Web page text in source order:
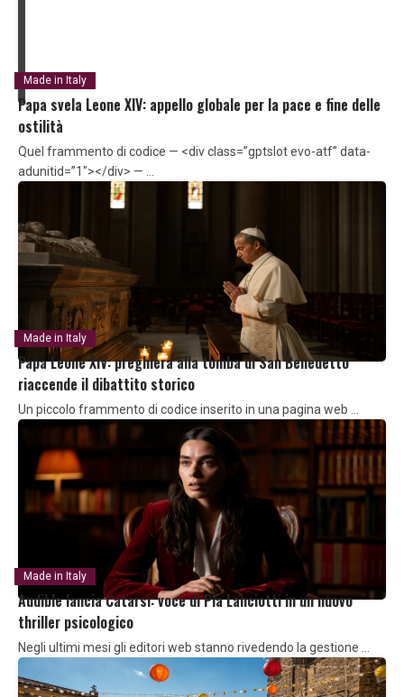
Made in Italy
Papa svela Leone XIV: appello globale per la pace e fine delle
ostilità
Quel frammento di codice — <div class=”gptslot evo-atf” data-
adunitid=”1″></div> — …
Made in Italy
Papa Leone XIV: preghiera alla tomba di San Benedetto
riaccende il dibattito storico
Un piccolo frammento di codice inserito in una pagina web …
Made in Italy
Audible lancia Catarsi: voce di Pia Lanciotti in un nuovo
thriller psicologico
Negli ultimi mesi gli editori web stanno rivedendo la gestione …